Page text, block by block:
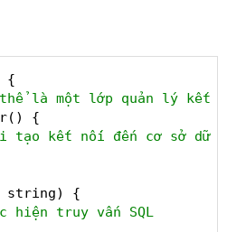
{
là một lớp quản lý kết
{
tạo kết nối đến cơ sở dữ
string) {
hiện truy vấn SQL